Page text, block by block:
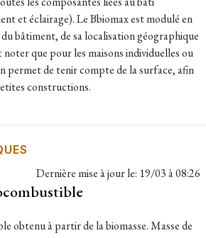
et éclairage). Le Bbiomax est modulé en
bâtiment, de sa localisation géographique
que pour les maisons individuelles ou
permet de tenir compte de la surface, afin
constructions.
Dernière mise à jour le: 19/03 à 08:26
obtenu à partir de la biomasse. Masse de